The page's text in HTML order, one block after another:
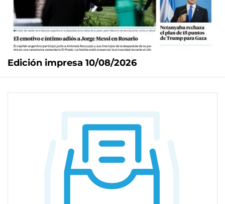
Edición impresa 10/08/2026